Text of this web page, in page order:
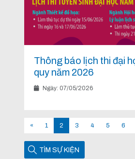
Thông báo lịch thi đại
quy năm 2026
Ngày: 07/05/2026
« 1 2 3 4 5 6
TÌM SỰ KIỆN